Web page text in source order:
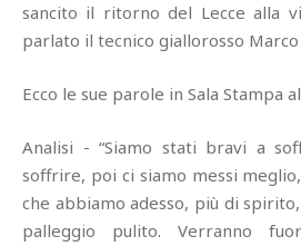
sancito il ritorno del Lecce alla
parlato il tecnico giallorosso
Ecco le sue parole in Sala Stampa al
Analisi - “Siamo stati bravi a
soffrire, poi ci siamo messi
che abbiamo adesso, più di
palleggio pulito. Verranno